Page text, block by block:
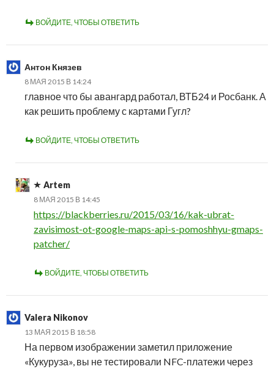
ВОЙДИТЕ, ЧТОБЫ ОТВЕТИТЬ
Антон Князев
8 МАЯ 2015 В 14:24
главное что бы авангард работал, ВТБ24 и Росбанк. А
как решить проблему с картами Гугл?
ВОЙДИТЕ, ЧТОБЫ ОТВЕТИТЬ
Artem
8 МАЯ 2015 В 14:45
https://blackberries.ru/2015/03/16/kak-ubrat-
zavisimost-ot-google-maps-api-s-pomoshhyu-gmaps-
patcher/
ВОЙДИТЕ, ЧТОБЫ ОТВЕТИТЬ
Valera Nikonov
13 МАЯ 2015 В 18:58
На первом изображении заметил приложение
«Кукуруза», вы не тестировали NFC-платежи через